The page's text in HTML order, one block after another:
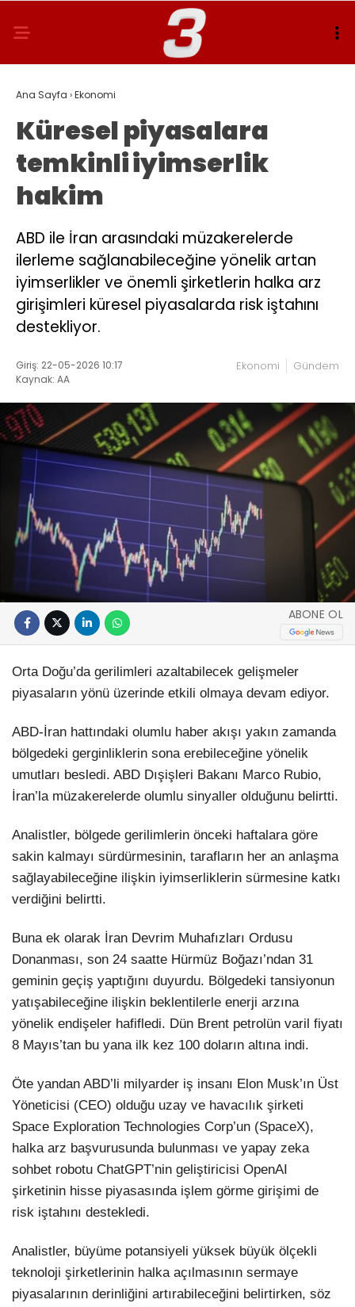
Ana Sayfa ›Ekonomi
Küresel piyasalara
temkinli iyimserlik
hakim
ABD ile İran arasındaki müzakerelerde
ilerleme sağlanabileceğine yönelik artan
iyimserlikler ve önemli şirketlerin halka arz
girişimleri küresel piyasalarda risk iştahını
destekliyor.
Giriş: 22-05-2026 10:17
Kaynak: AA
Ekonomi Gündem
ABONE OL
Orta Doğu’da gerilimleri azaltabilecek gelişmeler
piyasaların yönü üzerinde etkili olmaya devam ediyor.
ABD-İran hattındaki olumlu haber akışı yakın zamanda
bölgedeki gerginliklerin sona erebileceğine yönelik
umutları besledi. ABD Dışişleri Bakanı Marco Rubio,
İran’la müzakerelerde olumlu sinyaller olduğunu belirtti.
Analistler, bölgede gerilimlerin önceki haftalara göre
sakin kalmayı sürdürmesinin, tarafların her an anlaşma
sağlayabileceğine ilişkin iyimserliklerin sürmesine katkı
verdiğini belirtti.
Buna ek olarak İran Devrim Muhafızları Ordusu
Donanması, son 24 saatte Hürmüz Boğazı’ndan 31
geminin geçiş yaptığını duyurdu. Bölgedeki tansiyonun
yatışabileceğine ilişkin beklentilerle enerji arzına
yönelik endişeler hafifledi. Dün Brent petrolün varil fiyatı
8 Mayıs’tan bu yana ilk kez 100 doların altına indi.
Öte yandan ABD’li milyarder iş insanı Elon Musk’ın Üst
Yöneticisi (CEO) olduğu uzay ve havacılık şirketi
Space Exploration Technologies Corp’un (SpaceX),
halka arz başvurusunda bulunması ve yapay zeka
sohbet robotu ChatGPT’nin geliştiricisi OpenAI
şirketinin hisse piyasasında işlem görme girişimi de
risk iştahını destekledi.
Analistler, büyüme potansiyeli yüksek büyük ölçekli
teknoloji şirketlerinin halka açılmasının sermaye
piyasalarının derinliğini artırabileceğini belirtirken, söz